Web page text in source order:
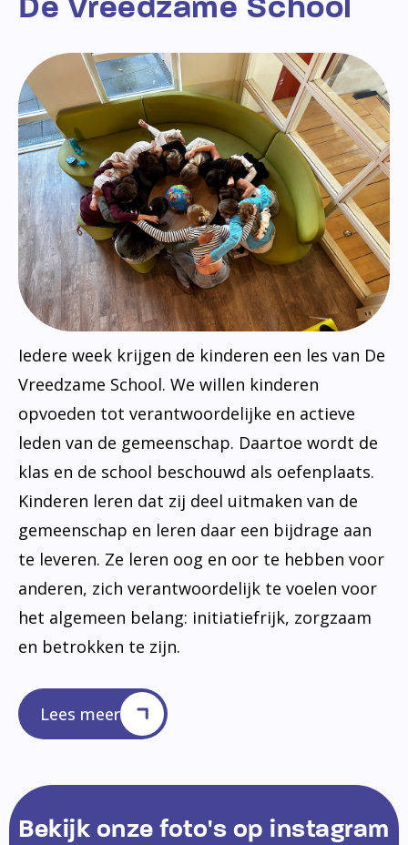
Iedere week krijgen de kinderen een les van De
Vreedzame School. We willen kinderen
opvoeden tot verantwoordelijke en actieve
leden van de gemeenschap. Daartoe wordt de
klas en de school beschouwd als oefenplaats.
Kinderen leren dat zij deel uitmaken van de
gemeenschap en leren daar een bijdrage aan
te leveren. Ze leren oog en oor te hebben voor
anderen, zich verantwoordelijk te voelen voor
het algemeen belang: initiatiefrijk, zorgzaam
en betrokken te zijn.
Lees meer
Bekijk onze foto's op instagram